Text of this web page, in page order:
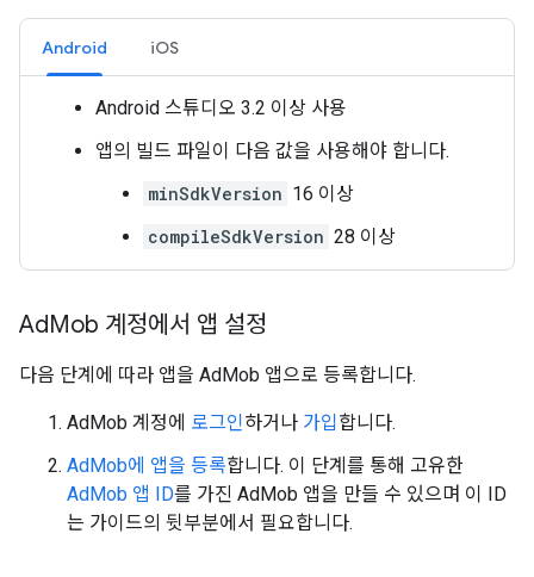
Android iOS
Android 스튜디오 3.2 이상 사용
앱의 빌드 파일이 다음 값을 사용해야 합니다.
minSdkVersion 16 이상
compileSdkVersion 28 이상
AdMob 계정에서 앱 설정
다음 단계에 따라 앱을 AdMob 앱으로 등록합니다.
AdMob 계정에 로그인하거나 가입 합니다.
AdMob에 앱을 등록합니다. 이 단계를 통해 고유한
AdMob 앱 ID를 가진 AdMob 앱을 만들 수 있으며 이 ID
는 가이드의 뒷부분에서 필요합니다.